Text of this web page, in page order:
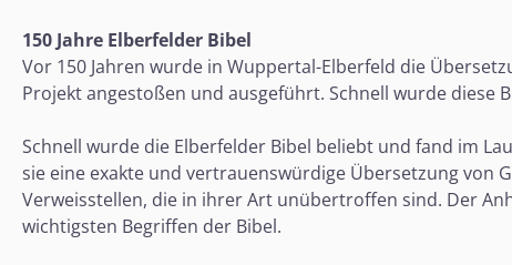
150 Jahre Elberfelder Bibel
Vor 150 Jahren wurde in Wuppertal-Elberfeld die
Projekt angestoßen und ausgeführt. Schnell wurde diese
Schnell wurde die Elberfelder Bibel beliebt und fand im
sie eine exakte und vertrauenswürdige Übersetzung von
Verweisstellen, die in ihrer Art unübertroffen sind. Der
wichtigsten Begriffen der Bibel.